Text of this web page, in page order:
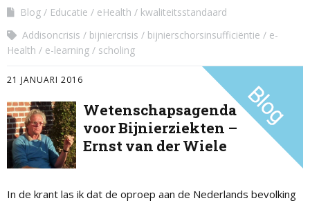
Blog Educatie eHealth
kwaliteitsstandaard
Addisoncrisis
bijniercrisis bijnierschorsinsufficiëntie
e-
Health
e-learning scholing
21 JANUARI 2016
Wetenschapsagenda
voor Bijnierziekten –
Ernst van der Wiele
In de krant las ik dat de oproep aan de Nederlands bevolking